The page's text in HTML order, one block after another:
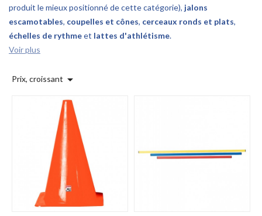
produit le mieux positionné de cette catégorie), jalons
escamotables, coupelles et cônes, cerceaux ronds et plats,
échelles de rythmeet lattes d'athlétisme.
Voir plus
Prix, croissant 